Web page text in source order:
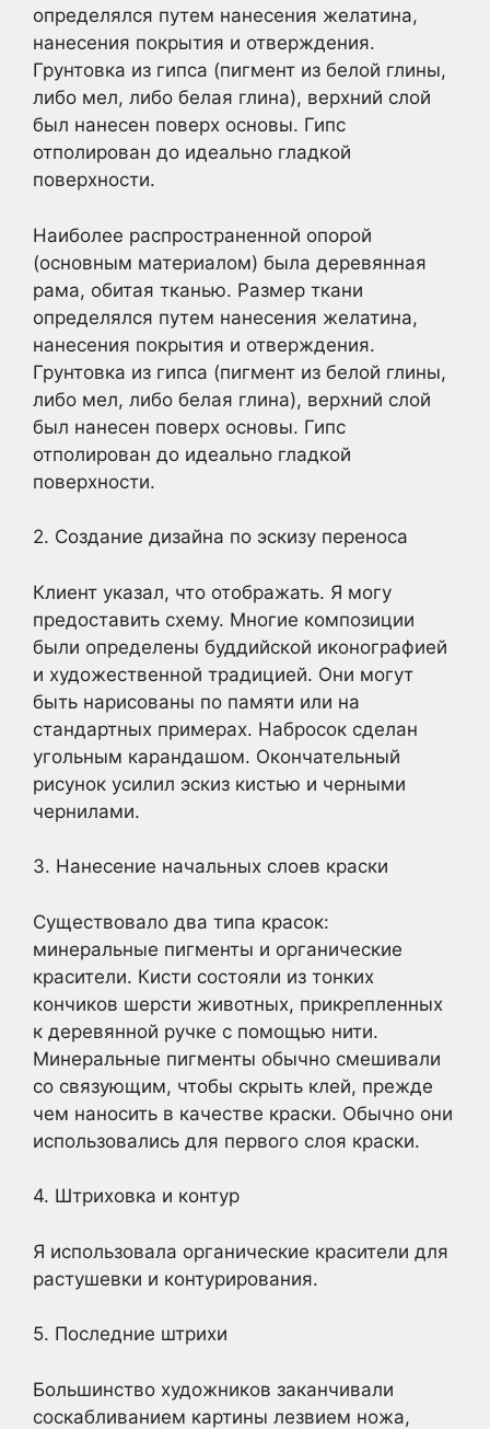
определялся путем нанесения желатина,
нанесения покрытия и отверждения.
Грунтовка из гипса (пигмент из белой глины,
либо мел, либо белая глина), верхний слой
был нанесен поверх основы. Гипс
отполирован до идеально гладкой
поверхности.
Наиболее распространенной опорой
(основным материалом) была деревянная
рама, обитая тканью. Размер ткани
определялся путем нанесения желатина,
нанесения покрытия и отверждения.
Грунтовка из гипса (пигмент из белой глины,
либо мел, либо белая глина), верхний слой
был нанесен поверх основы. Гипс
отполирован до идеально гладкой
поверхности.
2. Создание дизайна по эскизу переноса
Клиент указал, что отображать. Я могу
предоставить схему. Многие композиции
были определены буддийской иконографией
и художественной традицией. Они могут
быть нарисованы по памяти или на
стандартных примерах. Набросок сделан
угольным карандашом. Окончательный
рисунок усилил эскиз кистью и черными
чернилами.
3. Нанесение начальных слоев краски
Существовало два типа красок:
минеральные пигменты и органические
красители. Кисти состояли из тонких
кончиков шерсти животных, прикрепленных
к деревянной ручке с помощью нити.
Минеральные пигменты обычно смешивали
со связующим, чтобы скрыть клей, прежде
чем наносить в качестве краски. Обычно они
использовались для первого слоя краски.
4. Штриховка и контур
Я использовала органические красители для
растушевки и контурирования.
5. Последние штрихи
Большинство художников заканчивали
соскабливанием картины лезвием ножа,